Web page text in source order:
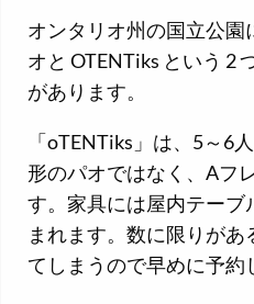
オンタリオ州の国立公
オと OTENTiks という 2
があります。
「oTENTiks」は、5～6
形のパオではなく、Aフ
す。家具には屋内テーブ
まれます。数に限りが
てしまうので早めに予約